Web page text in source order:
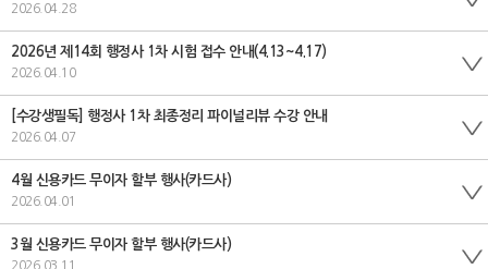
2026.04.28
2026년 제14회 행정사 1차 시험 접수 안내(4.13~4.17)
2026.04.10
[수강생필독] 행정사 1차 최종정리 파이널리뷰 수강 안내
2026.04.07
4월 신용카드 무이자 할부 행사(카드사)
2026.04.01
3월 신용카드 무이자 할부 행사(카드사)
2026.03.11